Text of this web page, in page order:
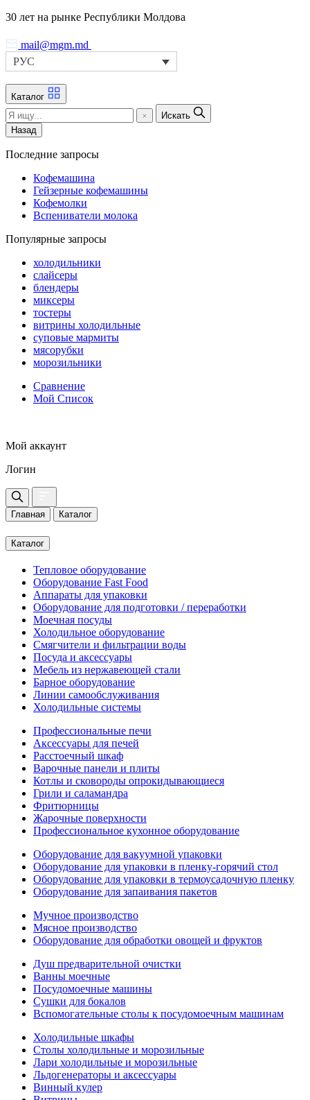
Skip
the
content
30 лет на рынке Республики Молдова
mail@mgm.md
РУС
Каталог
Искать
Назад
Последние запросы
Кофемашина
Гейзерные кофемашины
Кофемолки
Вспениватели молока
Популярные запросы
холодильники
слайсеры
блендеры
миксеры
тостеры
витрины холодильные
суповые мармиты
мясорубки
морозильники
Сравнение
Мой Список
Мой аккаунт
Логин
Главная Каталог
Каталог
Тепловое оборудование
Оборудование Fast Food
Аппараты для упаковки
Оборудование для подготовки / переработки
Моечная посуды
Холодильное оборудование
Смягчители и фильтрации воды
Посуда и аксессуары
Мебель из нержавеющей стали
Барное оборудование
Линии самообслуживания
Холодильные системы
Профессиональные печи
Аксессуары для печей
Расстоечный шкаф
Варочные панели и плиты
Котлы и сковороды опрокидывающиеся
Грили и саламандра
Фритюрницы
Жарочные поверхности
Профессиональное кухонное оборудование
Оборудование для вакуумной упаковки
Оборудование для упаковки в пленку-горячий стол
Оборудование для упаковки в термоусадочную пленку
Оборудование для запаивания пакетов
Мучное производство
Мясное производство
Оборудование для обработки овощей и фруктов
Душ предварительной очистки
Ванны моечные
Посудомоечные машины
Сушки для бокалов
Вспомогательные столы к посудомоечным машинам
Холодильные шкафы
Столы холодильные и морозильные
Лари холодильные и морозильные
Льдогенераторы и аксессуары
Винный кулер